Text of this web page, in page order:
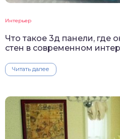
Интерьер
Что такое 3д панели, где
стен в современном
Читать далее